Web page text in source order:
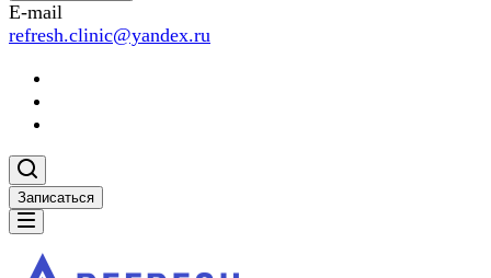
E-mail
refresh.clinic@yandex.ru
Записаться